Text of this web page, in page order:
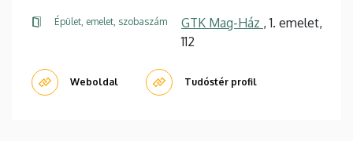
Épület, emelet, szobaszám GTK Mag-Ház , 1. emelet,
112
Weboldal Tudóstér profil